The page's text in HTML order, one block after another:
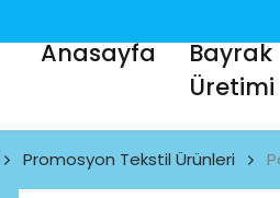
Anasayfa
Bayrak
Üretimi
Promosyon Tekstil Ürünleri